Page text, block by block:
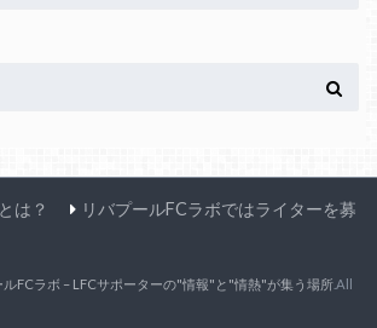
は？
リバプールFCラボではライターを募
ルFCラボ – LFCサポーターの"情報"と"情熱"が集う場所.All